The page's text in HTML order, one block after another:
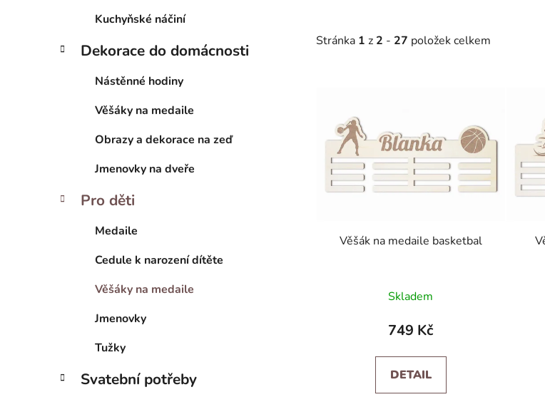
Kuchyňské náčiní
Dekorace do domácnosti
Nástěnné hodiny
Věšáky na medaile
Obrazy a dekorace na zeď
Jmenovky na dveře
Pro děti
Medaile
Cedule k narození dítěte
Věšáky na medaile
Jmenovky
Tužky
Svatební potřeby
Stránka 1 z 2 - 27 položek celkem
Věšák na medaile basketbal
Skladem
749 Kč
DETAIL